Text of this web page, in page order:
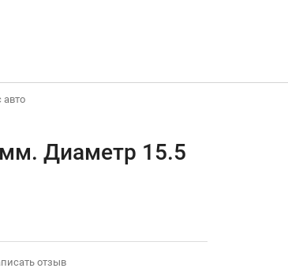
авто
Диаметр 15.5
отзыв